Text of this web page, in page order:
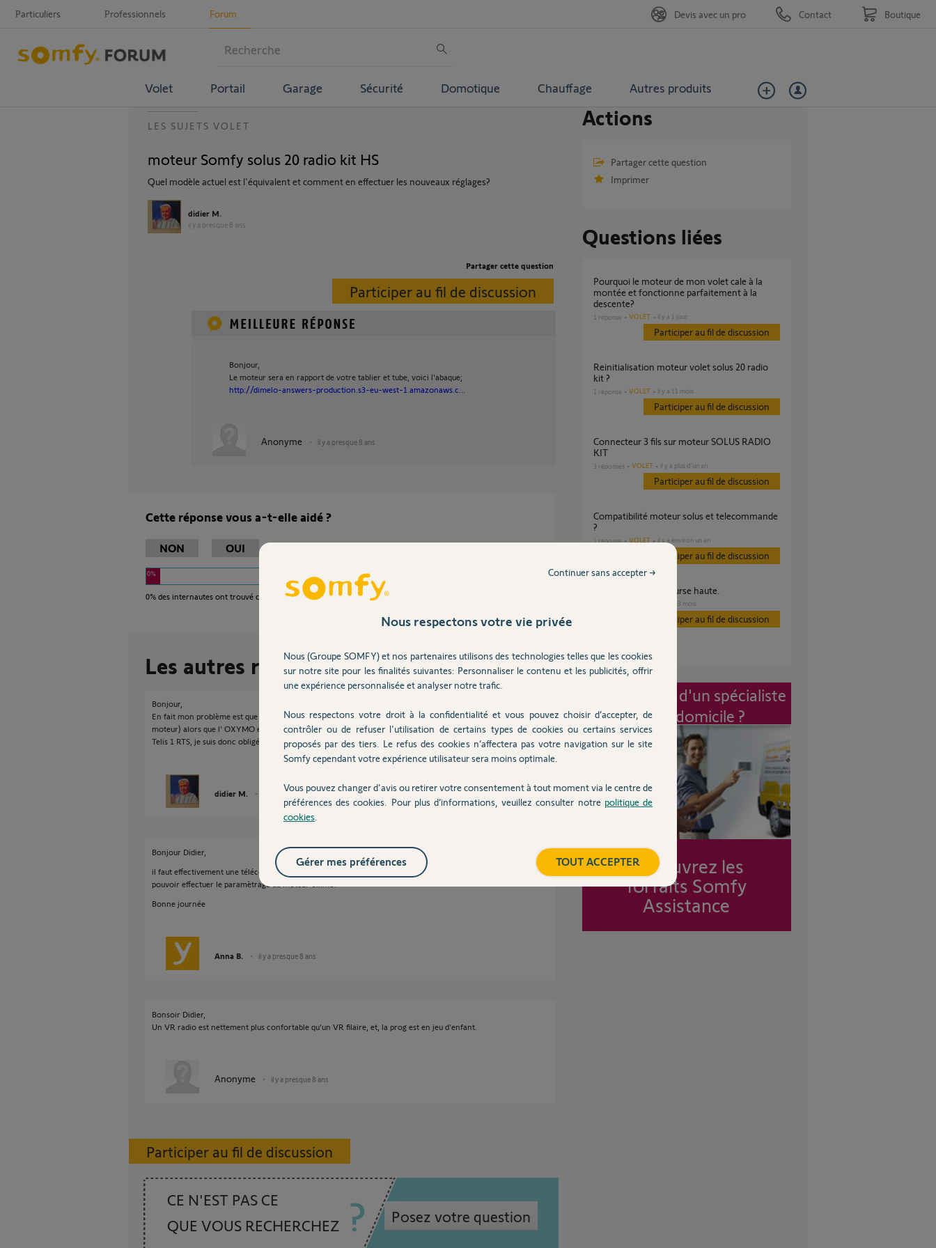
Particuliers Professionnels Forum
Volet Portail Garage Sécurité Domotique Chauffage Autres produits
Devis avec un pro Contact Boutique
LES SUJETS VOLET
moteur Somfy solus 20 radio kit HS
Quel modèle actuel est l'équivalent et comment en effectuer les nouveaux réglages?
didier M.
il y a presque 8 ans
Partager cette question
Participer au fil de discussion
Bonjour,
Le moteur sera en rapport de votre tablier et tube, voici l'abaque;
http://dimelo-answers-production.s3-eu-west-1.amazonaws.c...
Anonyme il y a presque 8 ans
Cette réponse vous a-t-elle aidé ?
NON OUI
0%
0% des internautes ont trouvé cette réponse utile
Les autres réponses
Bonjour,
En fait mon problème est que le SOLUS 20 RADIO KIT est équipé de fins de course (sur le
moteur) alors que l' OXYMO équivalent se programme, je pense avec une télécommande
Telis 1 RTS, je suis donc obligé d'acheter aussi cette télécommande?
didier M. il y a presque 8 ans
Bonjour Didier,
il faut effectivement une télécommande avec les touches montée, stop et descente pour
pouvoir effectuer le paramètrage du moteur oximo.
Bonne journée
Anna B. il y a presque 8 ans
Bonsoir Didier,
Un VR radio est nettement plus confortable qu'un VR filaire, et, la prog est en jeu d'enfant.
Anonyme il y a presque 8 ans
Participer au fil de discussion
CE N'EST PAS CE
QUE VOUS RECHERCHEZ
Posez votre question
Actions
Partager cette question
Imprimer
Questions liées
Pourquoi le moteur de mon volet cale à la
montée et fonctionne parfaitement à la
descente?
1 réponse VOLET il y a 1 jour
Participer au fil de discussion
Reinitialisation moteur volet solus 20 radio
kit ?
1 réponse VOLET il y a 11 mois
Participer au fil de discussion
Connecteur 3 fils sur moteur SOLUS RADIO
KIT
3 réponses VOLET il y a plus d'un an
Participer au fil de discussion
compatibilité moteur solus et telecommande
?
1 réponse VOLET il y a environ un an
Participer au fil de discussion
À coups en fin de course haute.
il y a 3 mois
Participer au fil de discussion
Intervention d'un spécialiste
à mon domicile ?
Découvrez les
forfaits Somfy
Assistance
Nous respectons votre vie privée
Nous (Groupe SOMFY) et nos partenaires utilisons des technologies telles que les cookies
sur notre site pour les finalités suivantes: Personnaliser le contenu et les publicités, offrir
une expérience personnalisée et analyser notre trafic.
Nous respectons votre droit à la confidentialité et vous pouvez choisir d’accepter, de
contrôler ou de refuser l'utilisation de certains types de cookies ou certains services
proposés par des tiers. Le refus des cookies n’affectera pas votre navigation sur le site
Somfy cependant votre expérience utilisateur sera moins optimale.
Vous pouvez changer d'avis ou retirer votre consentement à tout moment via le centre de
préférences des cookies. Pour plus d’informations, veuillez consulter notre politique de
cookies
Continuer sans accepter →
TOUT ACCEPTER
Gérer mes préférences